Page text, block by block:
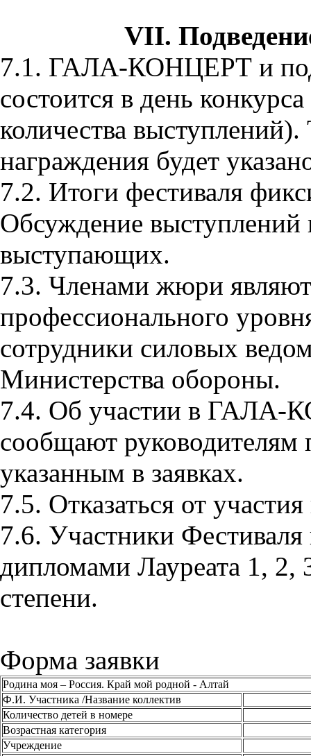
VII.
7.1. ГАЛА-КОНЦЕРТ и
состоится в день
количества
награждения будет
7.2. Итоги фестиваля
Обсуждение выступлений
выступающих.
7.3. Членами жюри
профессионального
сотрудники силовых
Министерства обороны.
7.4. Об участии в ГАЛА-
сообщают руководителям
указанным в заявках.
7.5. Отказаться от
7.6. Участники Фестиваля
дипломами Лауреата 1, 2,
степени.
Форма заявки
Родина моя – Россия. Край мой родной - Алтай
Ф.И. Участника /Название коллектив
Количество детей в номере
Возрастная категория
Учреждение